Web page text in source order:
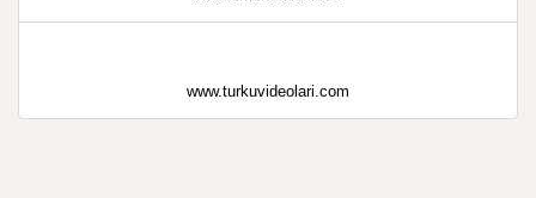
www.turkuvideolari.com